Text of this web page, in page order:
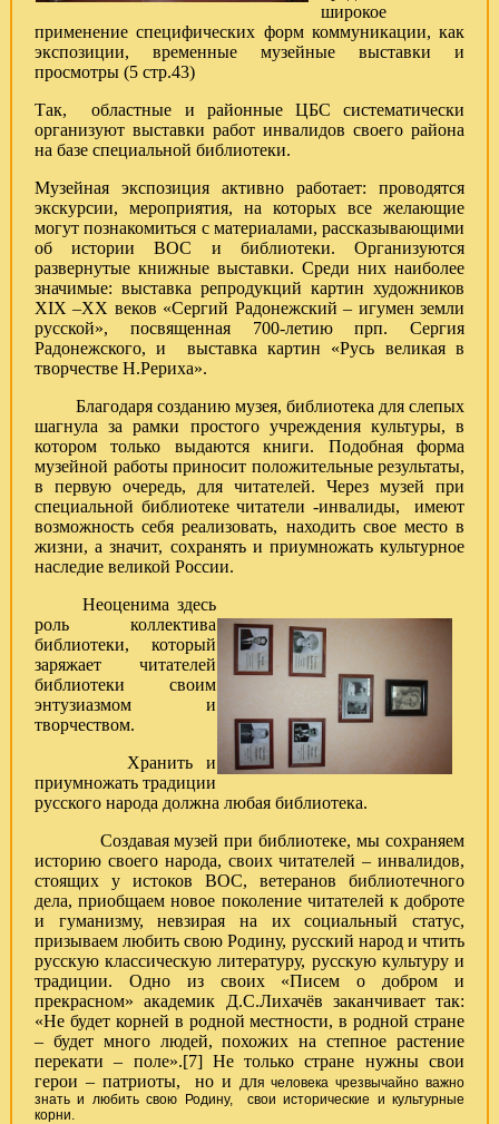
широкое
применение специфических форм коммуникации, как
экспозиции, временные музейные выставки и
просмотры (5 стр.43)
Так, областные и районные ЦБС систематически
организуют выставки работ инвалидов своего района
на базе специальной библиотеки.
Музейная экспозиция активно работает: проводятся
экскурсии, мероприятия, на которых все желающие
могут познакомиться с материалами, рассказывающими
об истории ВОС и библиотеки. Организуются
развернутые книжные выставки. Среди них наиболее
значимые: выставка репродукций картин художников
XIX –XX веков «Сергий Радонежский – игумен земли
русской», посвященная 700-летию прп. Сергия
Радонежского, и выставка картин «Русь великая в
творчестве Н.Рериха».
Благодаря созданию музея, библиотека для слепых
шагнула за рамки простого учреждения культуры, в
котором только выдаются книги. Подобная форма
музейной работы приносит положительные результаты,
в первую очередь, для читателей. Через музей при
специальной библиотеке читатели -инвалиды, имеют
возможность себя реализовать, находить свое место в
жизни, а значит, сохранять и приумножать культурное
наследие великой России.
Неоценима здесь
роль коллектива
библиотеки, который
заряжает читателей
библиотеки своим
энтузиазмом и
творчеством.
Хранить и
приумножать традиции
русского народа должна любая библиотека.
Создавая музей при библиотеке, мы сохраняем
историю своего народа, своих читателей – инвалидов,
стоящих у истоков ВОС, ветеранов библиотечного
дела, приобщаем новое поколение читателей к доброте
и гуманизму, невзирая на их социальный статус,
призываем любить свою Родину, русский народ и чтить
русскую классическую литературу, русскую культуру и
традиции. Одно из своих «Писем о добром и
прекрасном» академик Д.С.Лихачёв заканчивает так:
«Не будет корней в родной местности, в родной стране
– будет много людей, похожих на степное растение
перекати – поле».[7] Не только стране нужны свои
герои – патриоты, но и для человека чрезвычайно важно
знать и любить свою Родину, свои исторические и культурные
корни.